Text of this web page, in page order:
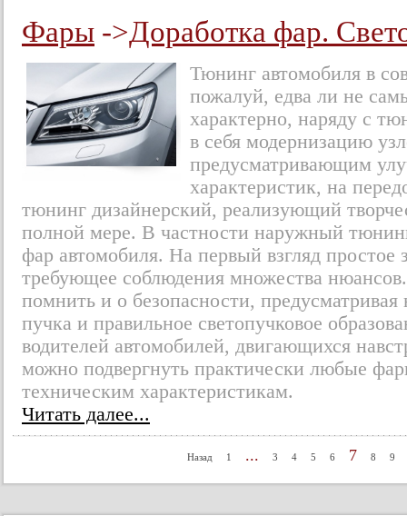
Фары ->Доработка фар.
Тюнинг автомобиля в
пожалуй, едва ли не
характерно, наряду с
в себя модернизацию
предусматривающим
характеристик, на
тюнинг дизайнерский, реализующий
полной мере. В частности наружный
фар автомобиля. На первый взгляд простое
требующее соблюдения множества
помнить и о безопасности,
пучка и правильное светопучковое
водителей автомобилей, двигающихся
можно подвергнуть практически любые
техническим характеристикам.
Читать далее...
Назад 1 ... 3 4 5 6 7 8 9